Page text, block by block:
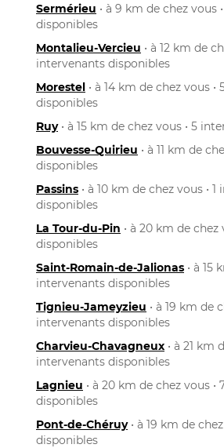
Sermérieu • à 9 km de chez vous
disponibles
Montalieu-Vercieu • à 12 km de
intervenants disponibles
Morestel • à 14 km de chez vous
disponibles
Ruy• à 15 km de chez vous • 5
Bouvesse-Quirieu • à 11 km de
disponibles
Passins • à 10 km de chez vous •
disponibles
La Tour-du-Pin • à 20 km de
disponibles
Saint-Romain-de-Jalionas • à 15
intervenants disponibles
Tignieu-Jameyzieu • à 19 km de
intervenants disponibles
Charvieu-Chavagneux • à 21 km
intervenants disponibles
Lagnieu • à 20 km de chez vous
disponibles
Pont-de-Chéruy• à 19 km de
disponibles